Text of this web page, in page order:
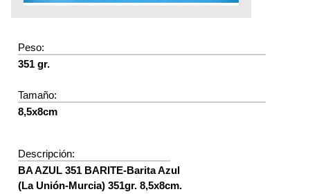
Peso:
351 gr.
Tamaño:
8,5x8cm
Descripción:
BA AZUL 351 BARITE-Barita Azul
(La Unión-Murcia) 351gr. 8,5x8cm.